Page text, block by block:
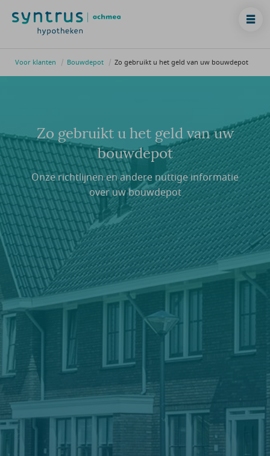
Voor klanten Bouwdepot Zo gebruikt u het geld van uw bouwdepot
Zo gebruikt u het geld van uw
bouwdepot
Onze richtlijnen en andere nuttige informatie
over uw bouwdepot